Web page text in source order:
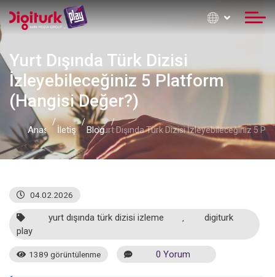
Yurt Dışında Türk Dizisi
İzleyebileceğiniz 5 Platform
(Hangisi Değer?)
Anasayfaİletişim Formu
BlogYurt Dışında Türk Dizisi İzleyebileceğiniz 5
04.02.2026
yurt dışında türk dizisi izleme
digiturk
play
1389 görüntülenme 0 Yorum